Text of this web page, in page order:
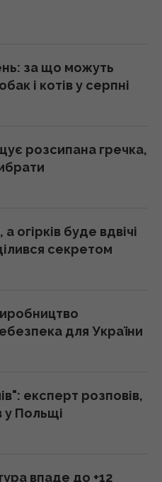
Windows
під вартою для
заявив про
сітки на
за тисячі
кардіологи
уперше сів за
про
за що можуть
і котів у серпні
розсипана гречка,
огірків буде вдвічі
секретом
для України
експерт розповів,
у Польщі
впаде до +12